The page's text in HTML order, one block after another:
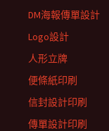
DM海報傳單設計
Logo設計
人形立牌
便條紙印刷
信封設計印刷
傳單設計印刷